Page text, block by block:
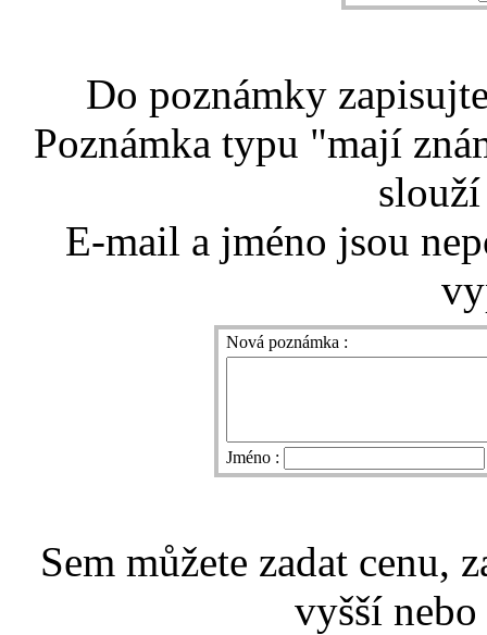
Do poznámky
Poznámka typu "mají
E-mail a jméno jsou
Nová poznámka :
Jméno :
Sem můžete zadat cenu,
vyšší